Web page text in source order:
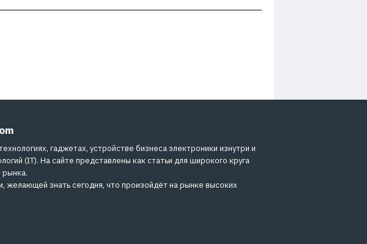
гаджетах, устройстве бизнеса электроники изнутри и
(IT). На сайте представлены как статьи для широкого круга
рынка.
знать сегодня, что произойдёт на рынке высоких